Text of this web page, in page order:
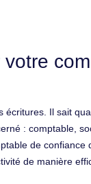
Il sait
: comptable,
de
de manière